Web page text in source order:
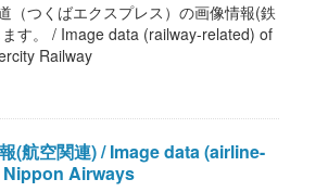
（つくばエクスプレス）の画像情報(鉄
す。 / Image data (railway-related) of
Railway
(航空関連) / Image data (airline-
Airways